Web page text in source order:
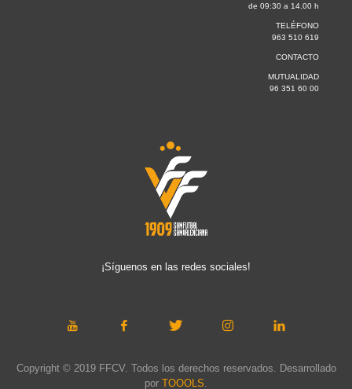
de 09:30 a 14.00 h
TELÉFONO
963 510 619
CONTACTO
MUTUALIDAD
96 351 60 00
¡Síguenos en las redes sociales!
Copyright © 2019 FFCV. Todos los derechos reservados. Desarrollado
por TOOOLS